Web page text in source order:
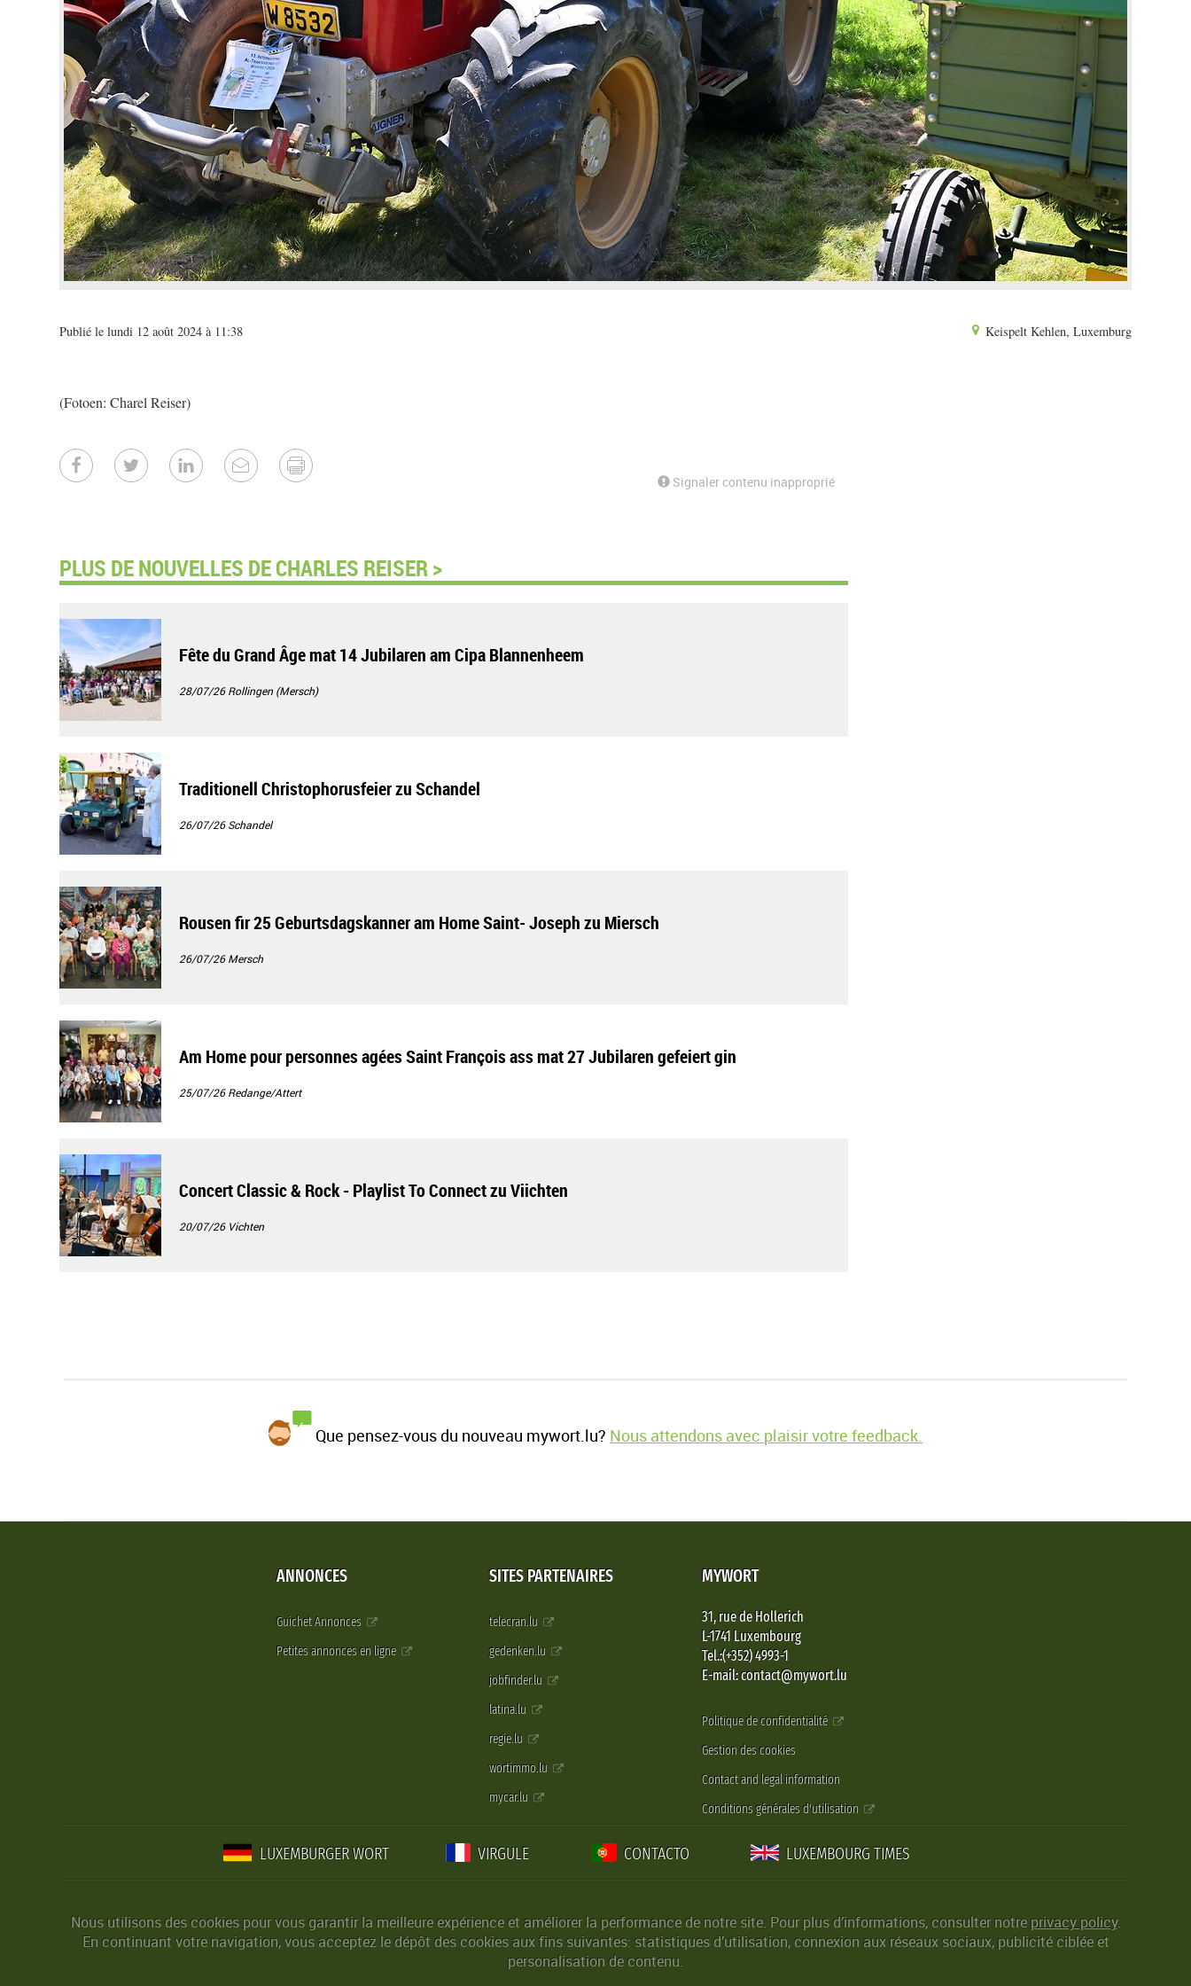
Publié le lundi 12 août 2024 à 11:38 Keispelt Kehlen, Luxemburg
(Fotoen: Charel Reiser)
Signaler contenu inapproprié
PLUS DE NOUVELLES DE CHARLES REISER >
Fête du Grand Âge mat 14 Jubilaren am Cipa Blannenheem
28/07/26Rollingen (Mersch)
Traditionell Christophorusfeier zu Schandel
26/07/26Schandel
Rousen fir 25 Geburtsdagskanner am Home Saint- Joseph zu Miersch
26/07/26Mersch
Am Home pour personnes agées Saint François ass mat 27 Jubilaren gefeiert gin
25/07/26Redange/Attert
Concert Classic & Rock - Playlist To Connect zu Viichten
20/07/26 Vichten
Que pensez-vous du nouveau mywort.lu? Nous attendons avec plaisir votre feedback.
ANNONCES
Guichet Annonces
Petites annonces en ligne
SITES PARTENAIRES
telecran.lu
gedenken.lu
jobfinder.lu
latina.lu
regie.lu
wortimmo.lu
mycar.lu
MYWORT
31, rue de Hollerich
L-1741 Luxembourg
Tel.:(+352) 4993-1
E-mail: contact@mywort.lu
Politique de confidentialité
Gestion des cookies
Contact and legal information
Conditions générales d'utilisation
LUXEMBURGER WORT VIRGULE CONTACTO LUXEMBOURG TIMES
Nous utilisons des cookies pour vous garantir la meilleure expérience et améliorer la performance de notre site. Pour plus d’informations, consulter notreprivacy policy.
En continuant votre navigation, vous acceptez le dépôt des cookies aux fins suivantes: statistiques d’utilisation, connexion aux réseaux sociaux, publicité ciblée et
personalisation de contenu.